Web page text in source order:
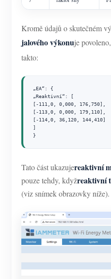
Kromě údajů o skutečném
jalového výkonuje
takto:
„EA“: {
„Reaktivní“: [
[-111,0, 0,000, 176,750],
[-113,0, 0,000, 179,110],
[-114,0, 36,120, 144,410]
]
}
Tato část ukazujereaktivní
pouze tehdy, kdyžreaktivní
(viz snímek obrazovky níže).